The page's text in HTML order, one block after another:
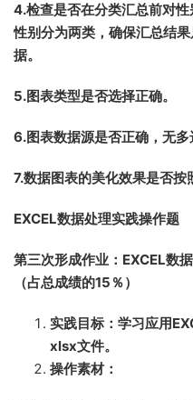
4.检查是否在分类汇总前对
性别分为两类，确保汇总结
据。
5.图表类型是否选择正确。
6.图表数据源是否正确，无多
7.数据图表的美化效果是否按
EXCEL数据处理实践操作题
第三次形成作业：EXCEL数
（占总成绩的15％）
实践目标：学习应用
xlsx文件。
操作素材：